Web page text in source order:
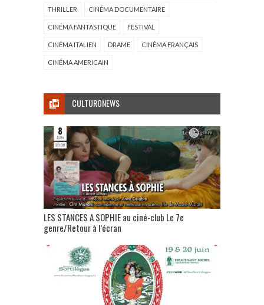
THRILLER CINÉMA DOCUMENTAIRE
CINÉMA FANTASTIQUE FESTIVAL
CINÉMA ITALIEN DRAME CINÉMA FRANÇAIS
CINÉMA AMERICAIN
CULTURONEWS
LES STANCES A SOPHIE au ciné-club Le 7e
genre/Retour à l’écran